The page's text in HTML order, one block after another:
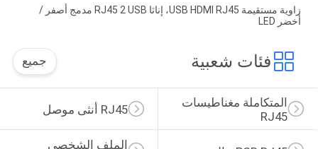
زاوية مستقيمة USB HDMI RJ45، إناثا RJ45 2 USB مدمج أصفر /
أخضر LED
فئات شعبية جميع
RJ45 أنثى موصل
المتكاملة مغناطيسات
RJ45
الملف الشخصي